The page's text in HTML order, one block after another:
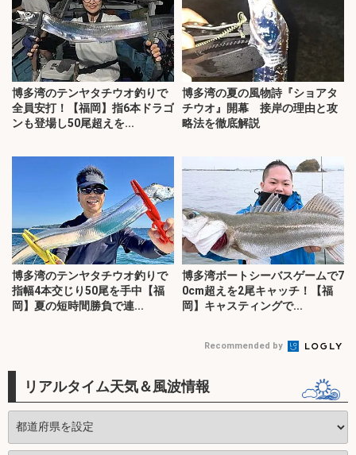
博多湾のテンヤタチウオ釣りで
全員安打！【福岡】指6本ドラゴ
ンも登場し50尾超えを...
博多湾の夏の風物詩『ショアタ
チウオ』開幕 接岸の理由と攻
略法を徹底解説
博多湾のテンヤタチウオ釣りで
指幅4本交じり50尾を手中【福
岡】夏の短時間勝負で連...
博多湾ボートシーバスゲームで7
0cm超えを2尾キャッチ！【福
岡】キャスティングで...
Recommended by
リアルタイム天気＆風波情報